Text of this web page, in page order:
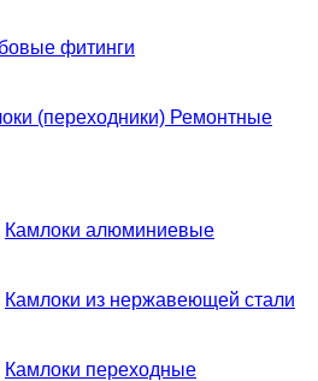
фитинги
(переходники) Ремонтные
Камлоки алюминиевые
Камлоки из нержавеющей стали
Камлоки переходные